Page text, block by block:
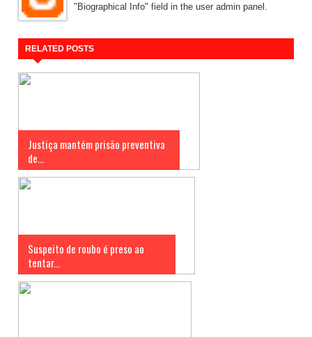
"Biographical Info" field in the user admin panel.
RELATED POSTS
Justiça mantém prisão preventiva
de...
Suspeito de roubo é preso ao
tentar...